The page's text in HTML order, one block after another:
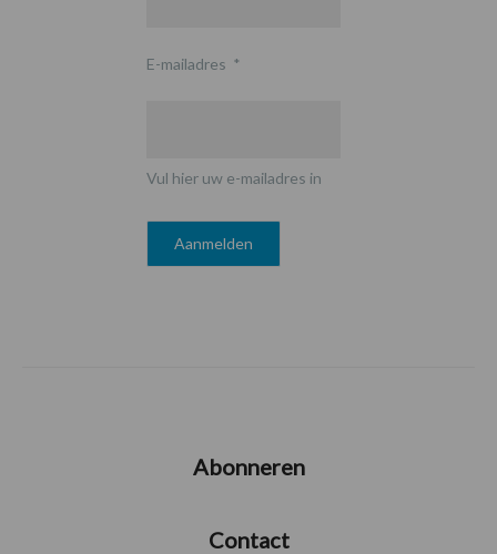
E-mailadres *
Vul hier uw e-mailadres in
Abonneren
Contact